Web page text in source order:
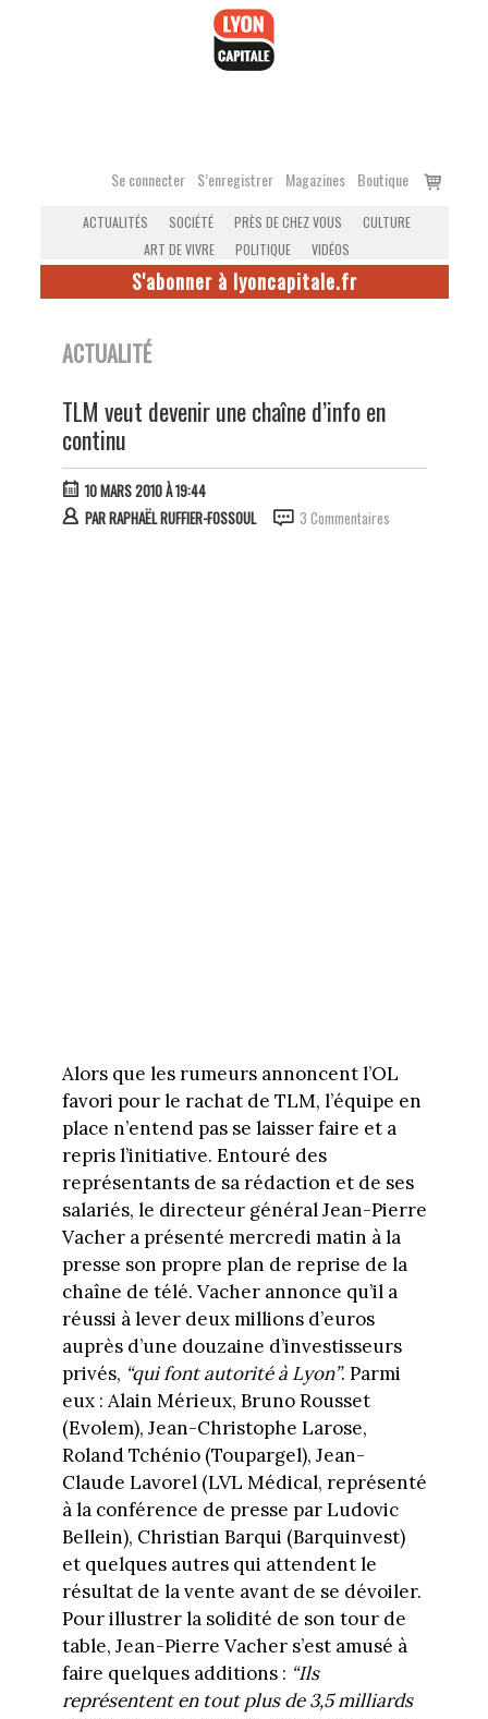
Se connecter S’enregistrer Magazines Boutique
Voir
ACTUALITÉS SOCIÉTÉ PRÈS DE CHEZ VOUS
CULTURE
ART DE VIVRE
POLITIQUE VIDÉOS
S'abonner à lyoncapitale.fr
ACTUALITÉ
TLM veut devenir une chaîne d’info en
continu
10 MARS 2010 À 19:44
PARRAPHAËL RUFFIER-FOSSOUL 3 Commentaires
Alors que les rumeurs annoncent l’OL
favori pour le rachat de TLM, l’équipe en
place n’entend pas se laisser faire et a
repris l’initiative. Entouré des
représentants de sa rédaction et de ses
salariés, le directeur général Jean-Pierre
Vacher a présenté mercredi matin à la
presse son propre plan de reprise de la
chaîne de télé. Vacher annonce qu’il a
réussi à lever deux millions d’euros
auprès d’une douzaine d’investisseurs
privés, “qui font autorité à Lyon”. Parmi
eux : Alain Mérieux, Bruno Rousset
(Evolem), Jean-Christophe Larose,
Roland Tchénio (Toupargel), Jean-
Claude Lavorel (LVL Médical, représenté
à la conférence de presse par Ludovic
Bellein), Christian Barqui (Barquinvest)
et quelques autres qui attendent le
résultat de la vente avant de se dévoiler.
Pour illustrer la solidité de son tour de
table, Jean-Pierre Vacher s’est amusé à
faire quelques additions : “Ils
représentent en tout plus de 3,5 milliards